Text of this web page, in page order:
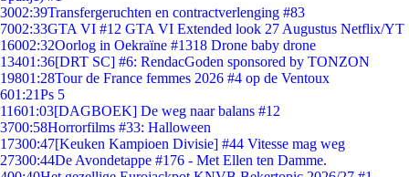
3002:39Transfergeruchten en contractverlenging #83
7002:33GTA VI #12 GTA VI Extended look 27 Augustus Netflix/YT
16002:32Oorlog in Oekraïne #1318 Drone baby drone
13401:36[DRT SC] #6: RendacGoden sponsored by TONZON
19801:28Tour de France femmes 2026 #4 op de Ventoux
601:21Ps 5
11601:03[DAGBOEK] De weg naar balans #12
3700:58Horrorfilms #33: Halloween
17300:47[Keuken Kampioen Divisie] #44 Vitesse mag weg
27300:44De Avondetappe #176 - Met Ellen ten Damme.